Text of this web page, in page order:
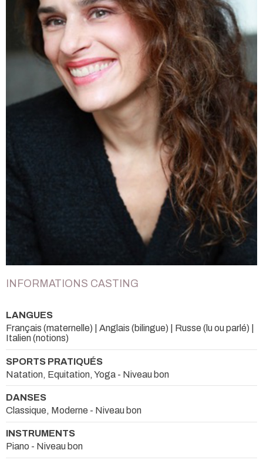
INFORMATIONS CASTING
LANGUES
Français (maternelle) | Anglais (bilingue) | Russe (lu ou parlé) |
Italien (notions)
SPORTS PRATIQUÉS
Natation, Equitation, Yoga - Niveau bon
DANSES
Classique, Moderne - Niveau bon
INSTRUMENTS
Piano - Niveau bon